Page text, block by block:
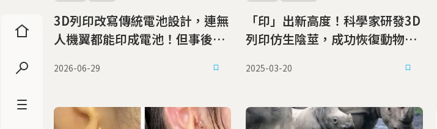
3D列印改寫傳統電池設計，連無
人機翼都能印成電池！但事後回
2026-06-29
「印」出新高度！科學家研發3D
列印仿生陰莖，成功恢復動物性
2025-03-20